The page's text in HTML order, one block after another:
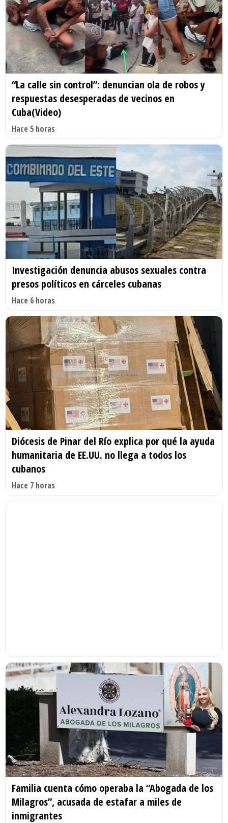
“La calle sin control”: denuncian ola de robos y
respuestas desesperadas de vecinos en
Cuba(Video)
Hace 5 horas
Investigación denuncia abusos sexuales contra
presos políticos en cárceles cubanas
Hace 6 horas
Diócesis de Pinar del Río explica por qué la ayuda
humanitaria de EE.UU. no llega a todos los
cubanos
Hace 7 horas
Familia cuenta cómo operaba la “Abogada de los
Milagros”, acusada de estafar a miles de
inmigrantes